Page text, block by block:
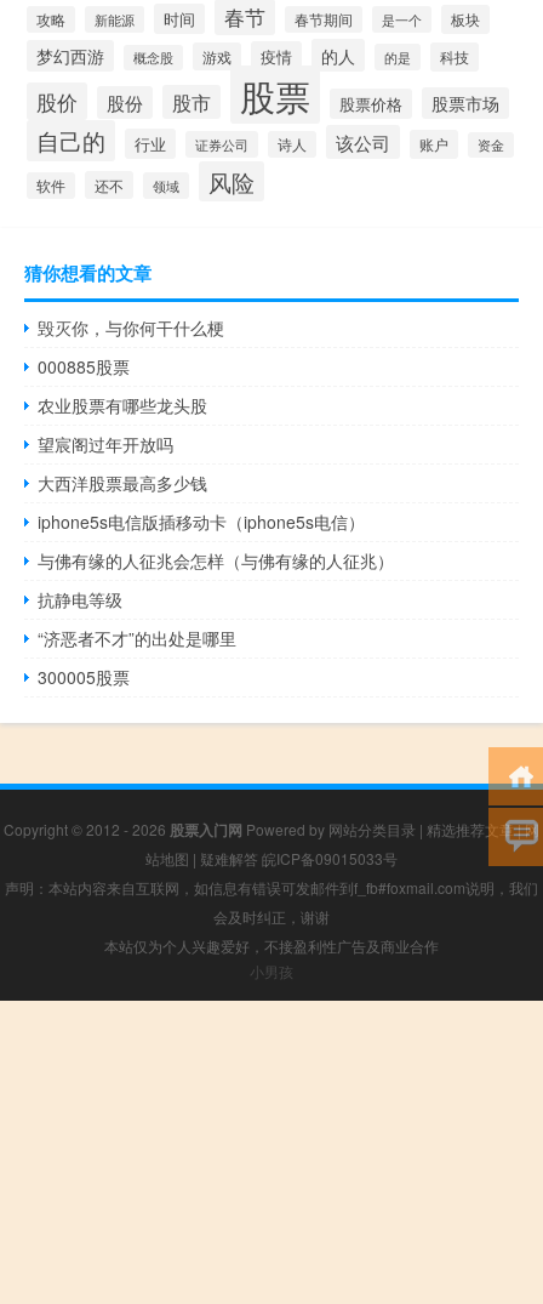
攻略 新能源 时间 春节 春节期间 是一个 板块
梦幻西游 概念股 游戏 疫情 的人 的是 科技
股价 股份 股市 股票 股票价格 股票市场
自己的 行业 证券公司 诗人 该公司 账户 资金
软件 还不 领域 风险
猜你想看的文章
毁灭你，与你何干什么梗
000885股票
农业股票有哪些龙头股
望宸阁过年开放吗
大西洋股票最高多少钱
iphone5s电信版插移动卡（iphone5s电信）
与佛有缘的人征兆会怎样（与佛有缘的人征兆）
抗静电等级
“济恶者不才”的出处是哪里
300005股票
Copyright © 2012 - 2026 股票入门网 Powered by 网站分类目录 | 精选推荐文章|网
站地图 | 疑难解答 皖ICP备09015033号
声明：本站内容来自互联网，如信息有错误可发邮件到f_fb#foxmail.com说明，我们
会及时纠正，谢谢
本站仅为个人兴趣爱好，不接盈利性广告及商业合作
小男孩